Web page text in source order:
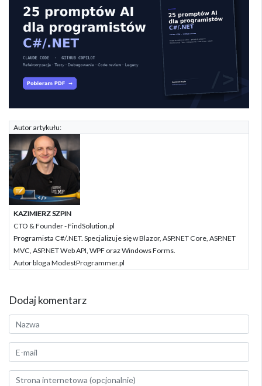
Autor artykułu:
KAZIMIERZ SZPIN
CTO & Founder - FindSolution.pl
Programista C#/.NET. Specjalizuje się w Blazor, ASP.NET Core, ASP.NET
MVC, ASP.NET Web API, WPF oraz Windows Forms.
Autor bloga ModestProgrammer.pl
Dodaj komentarz